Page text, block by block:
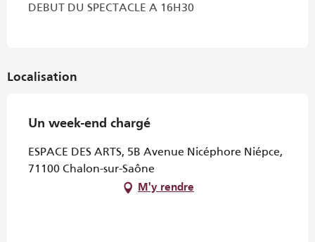
DEBUT DU SPECTACLE A 16H30
Localisation
Un week-end chargé
ESPACE DES ARTS, 5B Avenue Nicéphore Niépce,
71100 Chalon-sur-Saône
M'y rendre